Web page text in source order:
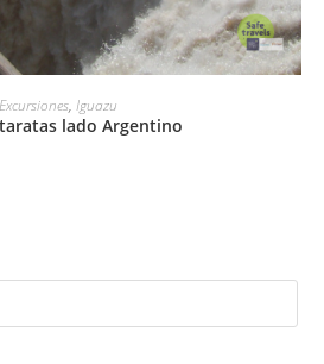
LEER MÁS
Excursiones, Iguazu
lado Argentino